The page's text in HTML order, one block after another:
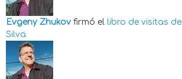
Evgeny Zhukov firmó el libro de visitas de
Silva